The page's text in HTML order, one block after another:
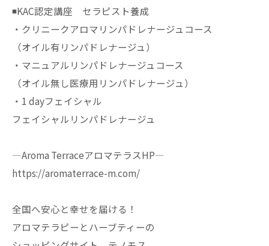
◾️KAC認定講座 セラピスト養成
・クリニークアロマリンパドレナージュコース
（オイル有リンパドレナージュ）
・マニュアルリンパドレナージュコース
（オイル無し医療用リンパドレナージュ）
・1 dayフェイシャル
フェイシャルリンパドレナージュ
—Aroma TerraceアロマテラスHP—
https://aromaterrace-m.com/
全国へ安心と幸せを届ける！
アロマテラピーとハーブティーの